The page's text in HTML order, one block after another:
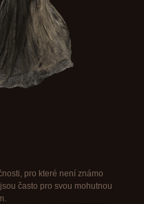
pro které není známo
často pro svou mohutnou